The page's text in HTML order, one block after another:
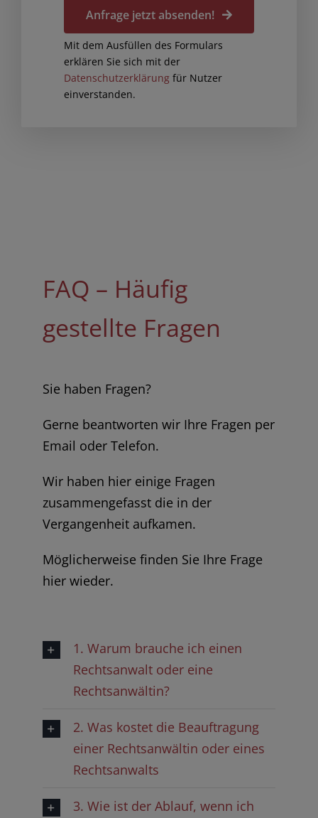
Anfrage jetzt absenden!
Mit dem Ausfüllen des Formulars
erklären Sie sich mit der
Datenschutzerklärungfür Nutzer
einverstanden.
FAQ – Häufig
gestellte Fragen
Sie haben Fragen?
Gerne beantworten wir Ihre Fragen per
Email oder Telefon.
Wir haben hier einige Fragen
zusammengefasst die in der
Vergangenheit aufkamen.
Möglicherweise finden Sie Ihre Frage
hier wieder.
1. Warum brauche ich einen
Rechtsanwalt oder eine
Rechtsanwältin?
2. Was kostet die Beauftragung
einer Rechtsanwältin oder eines
Rechtsanwalts
3. Wie ist der Ablauf, wenn ich